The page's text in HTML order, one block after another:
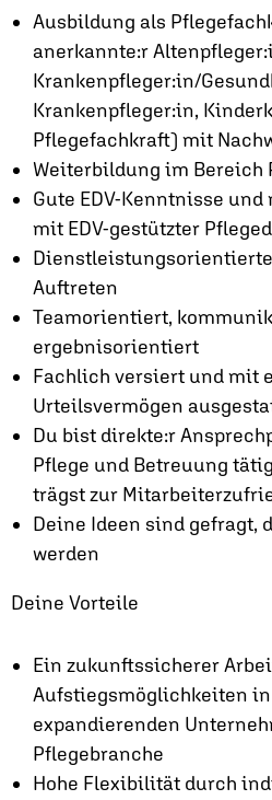
Ausbildung als
anerkannte:r
Krankenpfleger:in/
Krankenpfleger:in,
Pflegefachkraft) mit
Weiterbildung im Bereich
Gute EDV-Kenntnisse
mit EDV-gestützter
Auftreten
Teamorientiert,
ergebnisorientiert
Fachlich versiert und mit
Urteilsvermögen
Du bist direkte:r
Pflege und Betreuung
trägst zur
Deine Ideen sind gefragt,
werden
Deine Vorteile
Ein zukunftssicherer
Aufstiegsmöglichkeiten
expandierenden
Pflegebranche
Hohe Flexibilität durch